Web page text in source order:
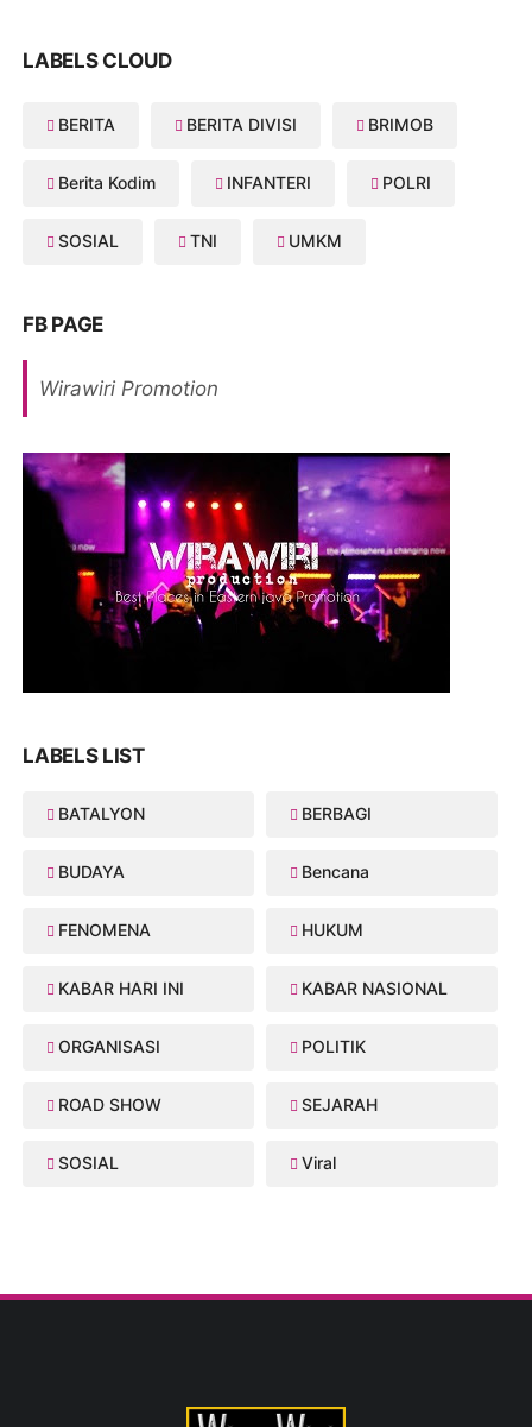
LABELS CLOUD
BERITA BERITA DIVISI BRIMOB
Berita Kodim INFANTERI POLRI
SOSIAL TNI UMKM
FB PAGE
Wirawiri Promotion
LABELS LIST
BATALYON BERBAGI
BUDAYA Bencana
FENOMENA HUKUM
KABAR HARI INI KABAR NASIONAL
ORGANISASI POLITIK
ROAD SHOW SEJARAH
SOSIAL Viral